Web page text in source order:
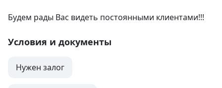
Будем рады Вас видеть постоянными клиентами!!!
Условия и документы
Нужен залог